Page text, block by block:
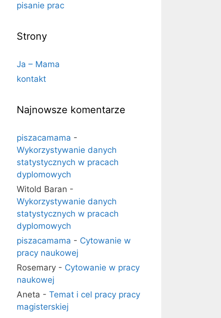
pisanie prac
Strony
Ja – Mama
kontakt
Najnowsze komentarze
piszacamama -
Wykorzystywanie danych
statystycznych w pracach
dyplomowych
Witold Baran -
Wykorzystywanie danych
statystycznych w pracach
dyplomowych
piszacamama - Cytowanie w
pracy naukowej
Rosemary - Cytowanie w pracy
naukowej
Aneta - Temat i cel pracy pracy
magisterskiej